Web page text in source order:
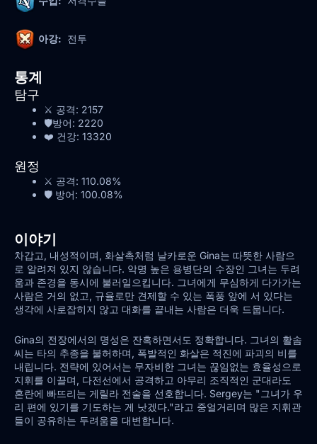
아강: 전투
통계
탐구
⚔️ 공격: 2157
🛡️방어: 2220
❤️ 건강: 13320
원정
⚔️ 공격: 110.08%
🛡️ 방어: 100.08%
이야기
차갑고, 내성적이며, 화살촉처럼 날카로운 Gina는 따뜻한 사람으
로 알려져 있지 않습니다. 악명 높은 용병단의 수장인 그녀는 두려
움과 존경을 동시에 불러일으킵니다. 그녀에게 무심하게 다가가는
사람은 거의 없고, 규율로만 견제할 수 있는 폭풍 앞에 서 있다는
생각에 사로잡히지 않고 대화를 끝내는 사람은 더욱 드뭅니다.
Gina의 전장에서의 명성은 잔혹하면서도 정확합니다. 그녀의 활솜
씨는 타의 추종을 불허하며, 폭발적인 화살은 적진에 파괴의 비를
내립니다. 전략에 있어서는 무자비한 그녀는 끊임없는 효율성으로
지휘를 이끌며, 다전선에서 공격하고 아무리 조직적인 군대라도
혼란에 빠뜨리는 게릴라 전술을 선호합니다. Sergey는 "그녀가 우
리 편에 있기를 기도하는 게 낫겠다."라고 중얼거리며 많은 지휘관
들이 공유하는 두려움을 대변합니다.